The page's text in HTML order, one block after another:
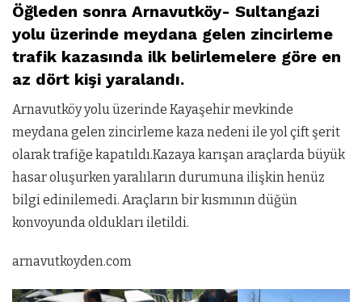
Öğleden sonra Arnavutköy- Sultangazi
yolu üzerinde meydana gelen zincirleme
trafik kazasında ilk belirlemelere göre en
az dört kişi yaralandı.
Arnavutköy yolu üzerinde Kayaşehir mevkinde
meydana gelen zincirleme kaza nedeni ile yol çift şerit
olarak trafiğe kapatıldı.Kazaya karışan araçlarda büyük
hasar oluşurken yaralıların durumuna ilişkin henüz
bilgi edinilemedi. Araçların bir kısmının düğün
konvoyunda oldukları iletildi.
arnavutkoyden.com